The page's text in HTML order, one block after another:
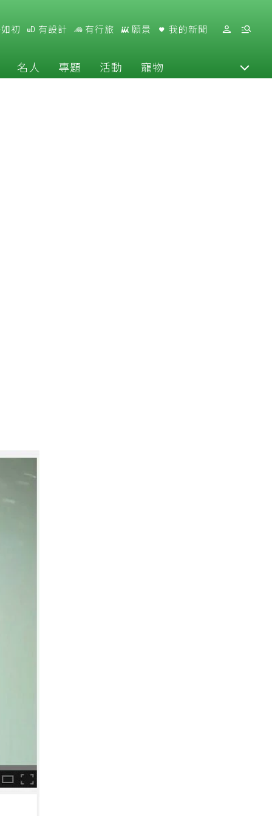
初 有設計 有行旅 願景 我的新聞
名人 專題 活動 寵物